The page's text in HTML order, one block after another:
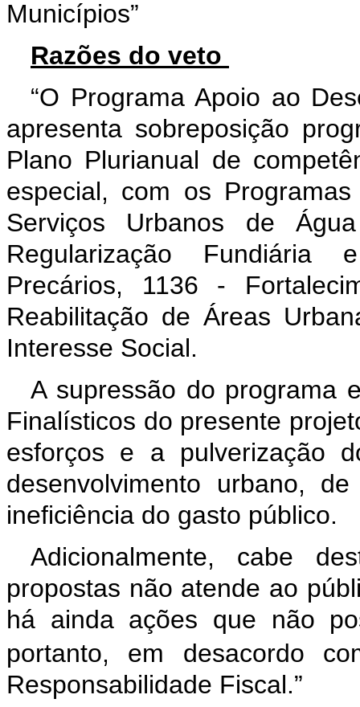
Municípios”
Razões do veto
“O Programa Apoio ao
apresenta sobreposição
Plano Plurianual de
especial, com os
Serviços Urbanos de
Regularização Fundiária
Precários, 1136 -
Reabilitação de Áreas
Interesse Social.
A supressão do programa
Finalísticos do presente
esforços e a pulverização
desenvolvimento urbano,
ineficiência do gasto público.
Adicionalmente, cabe
propostas não atende ao
há ainda ações que não
portanto, em desacordo
Responsabilidade Fiscal.”